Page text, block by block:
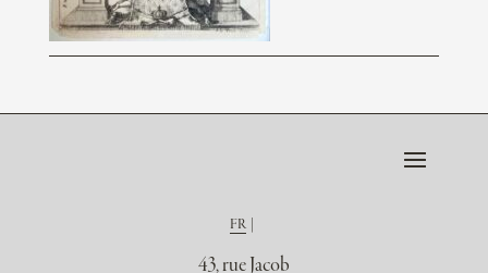
FR
43, rue Jacob